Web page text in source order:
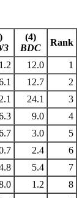
(4)
BDC
Rank
12.0
1
12.7
2
2.1 24.1
3
9.0
4
3.0
5
2.4
6
5.4
7
1.2
8